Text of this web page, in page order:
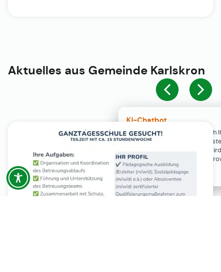
KI-Chatbot
Der KI-Chatbot steht erst nach
Einwilligung in den Cookie-
Verfügung. Der Chat-Verlauf
ausschließlich lokal in Ihrem
gespeichert.
Aktuelles aus Gemeinde Karlskron